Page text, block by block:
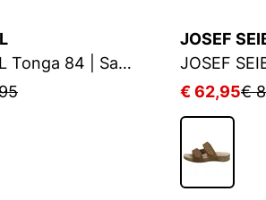
JOSEF SEIBEL Tonga 84 | Sandale für Damen | Blau
JOSEF
€ 62,95€